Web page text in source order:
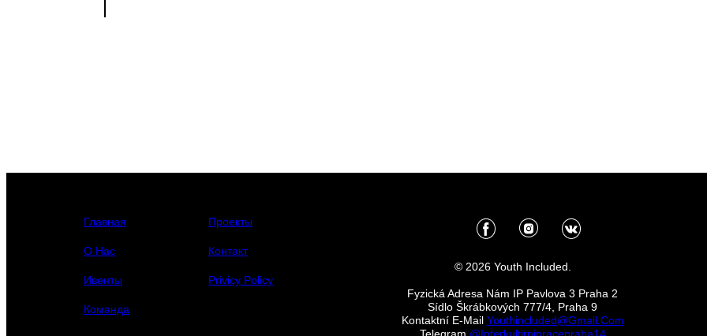
Главная
О Нас
Ивенты
Команда
Проекты
Контакт
Privicy Policy
© 2026 Youth Included.
Fyzická Adresa Nám IP Pavlova 3 Praha 2
Sídlo Škrábkových 777/4, Praha 9
Kontaktní E-Mail Youthincluded@gmail.com